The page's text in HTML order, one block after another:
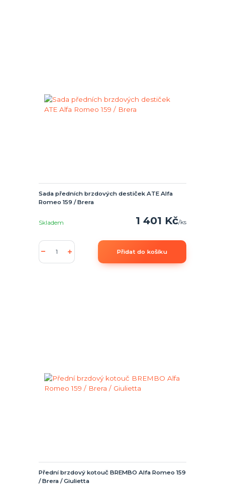
Sada předních brzdových destiček ATE Alfa
Romeo 159 / Brera
1 401 Kč/ks
Skladem
Přidat do košíku
Přední brzdový kotouč BREMBO Alfa Romeo 159
/ Brera / Giulietta